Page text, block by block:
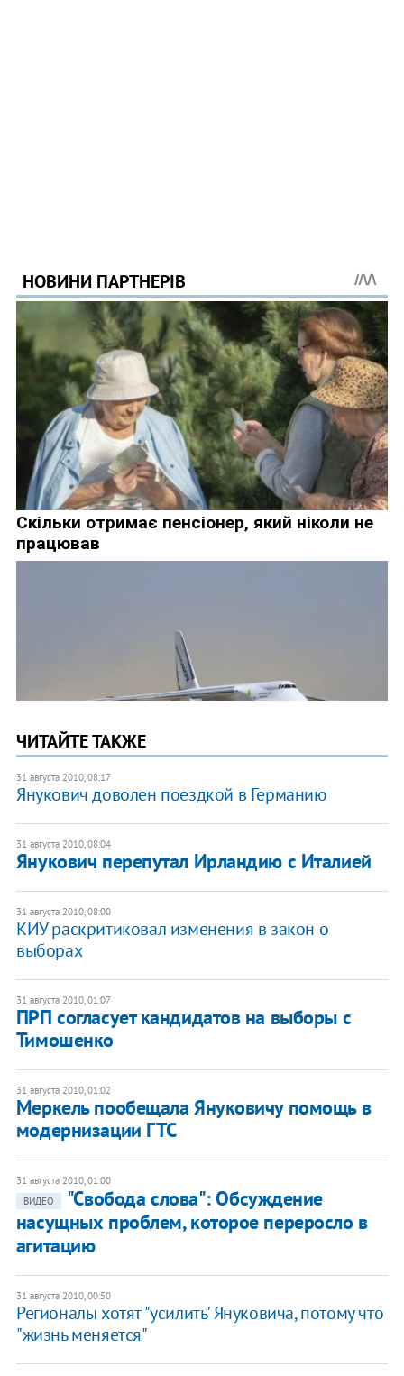
ЧИТАЙТЕ ТАКЖЕ
31 августа 2010, 08:17
Янукович доволен поездкой в Германию
31 августа 2010, 08:04
Янукович перепутал Ирландию с Италией
31 августа 2010, 08:00
КИУ раскритиковал изменения в закон о
выборах
31 августа 2010, 01:07
ПРП согласует кандидатов на выборы с
Тимошенко
31 августа 2010, 01:02
Меркель пообещала Януковичу помощь в
модернизации ГТС
31 августа 2010, 01:00
ВИДЕО
"Свобода слова": Обсуждение
насущных проблем, которое переросло в
агитацию
31 августа 2010, 00:50
Регионалы хотят "усилить" Януковича, потому что
"жизнь меняется"